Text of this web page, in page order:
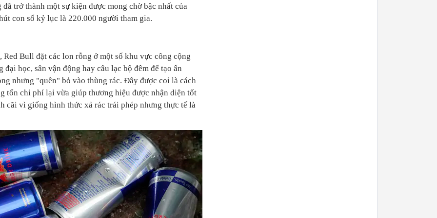
trở thành một sự kiện được mong chờ bậc nhất của
con số kỷ lục là 220.000 người tham gia.
Red Bull đặt các lon rỗng ở một số khu vực công cộng
học, sân vận động hay câu lạc bộ đêm để tạo ấn
nhưng "quên" bỏ vào thùng rác. Đây được coi là cách
tốn chi phí lại vừa giúp thương hiệu được nhận diện tốt
cãi vì giống hình thức xả rác trái phép nhưng thực tế là